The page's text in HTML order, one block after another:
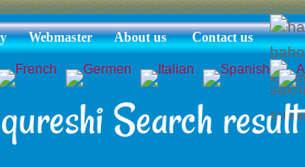
Webmaster About us Contact us
Search